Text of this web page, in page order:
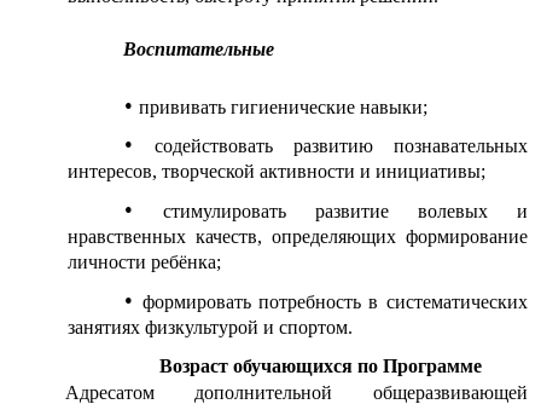
Воспитательные
прививать гигиенические навыки;
содействовать развитию познавательных
интересов, творческой активности и инициативы;
стимулировать развитие волевых и
нравственных качеств, определяющих формирование
личности ребёнка;
формировать потребность в систематических
занятиях физкультурой и спортом.
Возраст обучающихся по Программе
Адресатом дополнительной общеразвивающей